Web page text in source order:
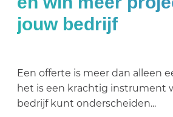
jouw bedrijf
Een offerte is meer dan alleen
het is een krachtig instrument
bedrijf kunt onderscheiden...